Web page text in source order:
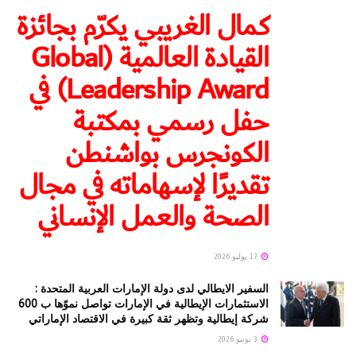
كمال الغريبي يكرّم بجائزة
القيادة العالمية (Global
Leadership Award) في
حفل رسمي بمكتبة
الكونجرس بواشنطن
تقديرًا لإسهاماته في مجال
الصحة والعمل الإنساني
السفير الايطالي لدى دولة الإمارات العربية المتحدة :
الاستثمارات الإيطالية في الإمارات تواصل نموّها ب 600
شركة إيطالية وتظهر ثقة كبيرة في الاقتصاد الإماراتي